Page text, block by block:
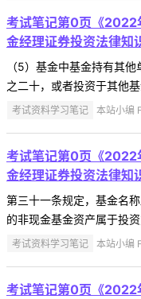
考试笔记第0页《2022
金经理证券投资法律知
（5）基金中基金持有其
之二十，或者投资于其他
考试资料学习笔记 本站小编
考试笔记第0页《2022
金经理证券投资法律知
第三十一条规定，基金名
的非现金基金资产属于投
考试资料学习笔记 本站小编
考试笔记第0页《2022